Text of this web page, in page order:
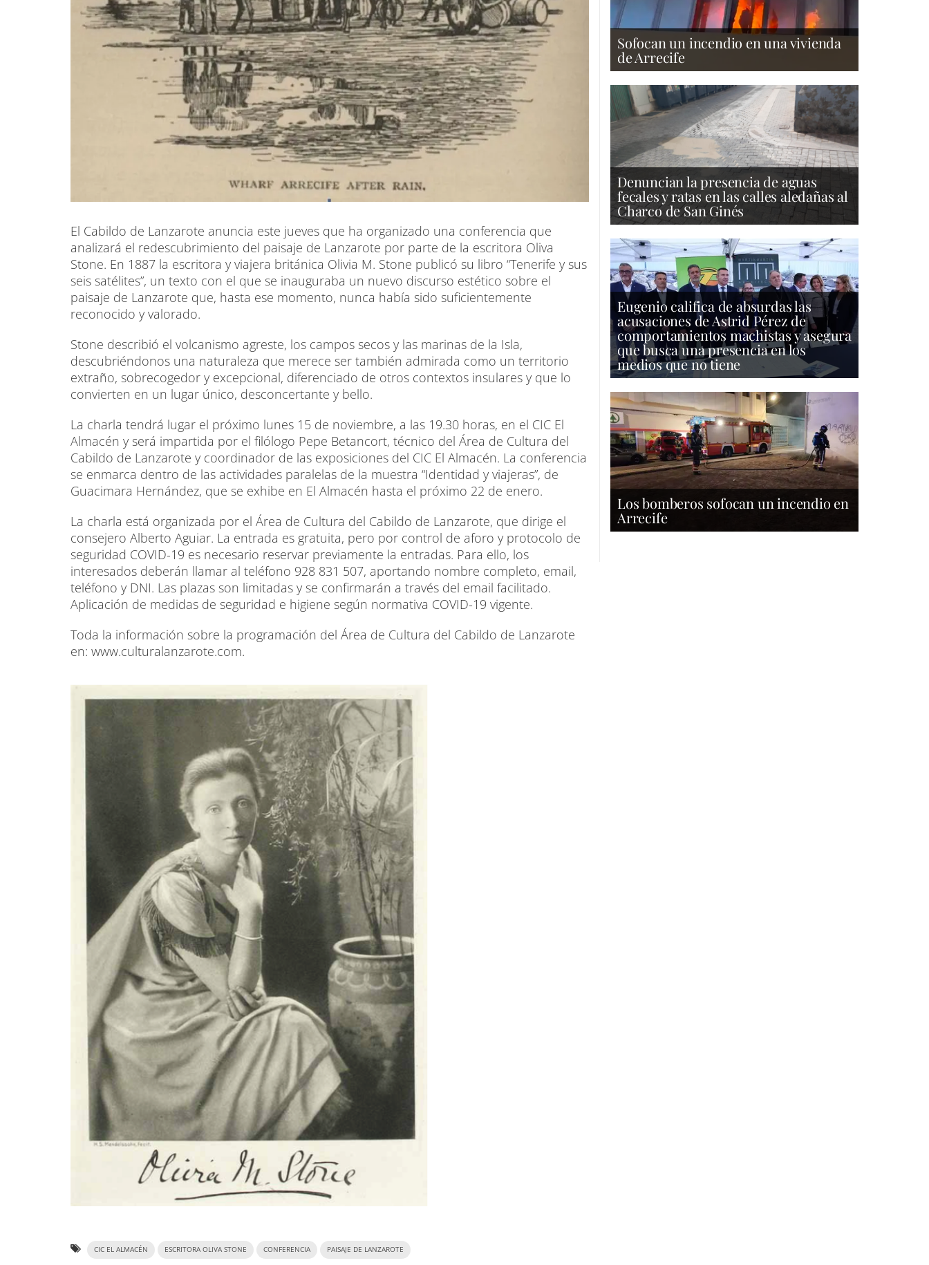
El Cabildo de Lanzarote anuncia este jueves que ha organizado una conferencia que
analizará el redescubrimiento del paisaje de Lanzarote por parte de la escritora Oliva
Stone. En 1887 la escritora y viajera británica Olivia M. Stone publicó su libro “Tenerife y sus
seis satélites”, un texto con el que se inauguraba un nuevo discurso estético sobre el
paisaje de Lanzarote que, hasta ese momento, nunca había sido suficientemente
reconocido y valorado.
Stone describió el volcanismo agreste, los campos secos y las marinas de la Isla,
descubriéndonos una naturaleza que merece ser también admirada como un territorio
extraño, sobrecogedor y excepcional, diferenciado de otros contextos insulares y que lo
convierten en un lugar único, desconcertante y bello.
La charla tendrá lugar el próximo lunes 15 de noviembre, a las 19.30 horas, en el CIC El
Almacén y será impartida por el filólogo Pepe Betancort, técnico del Área de Cultura del
Cabildo de Lanzarote y coordinador de las exposiciones del CIC El Almacén. La conferencia
se enmarca dentro de las actividades paralelas de la muestra “Identidad y viajeras”, de
Guacimara Hernández, que se exhibe en El Almacén hasta el próximo 22 de enero.
La charla está organizada por el Área de Cultura del Cabildo de Lanzarote, que dirige el
consejero Alberto Aguiar. La entrada es gratuita, pero por control de aforo y protocolo de
seguridad COVID-19 es necesario reservar previamente la entradas. Para ello, los
interesados deberán llamar al teléfono 928 831 507, aportando nombre completo, email,
teléfono y DNI. Las plazas son limitadas y se confirmarán a través del email facilitado.
Aplicación de medidas de seguridad e higiene según normativa COVID-19 vigente.
Toda la información sobre la programación del Área de Cultura del Cabildo de Lanzarote
en: www.culturalanzarote.com.
CIC EL ALMACÉN ESCRITORA OLIVA STONE CONFERENCIA PAISAJE DE LANZAROTE
Sofocan un incendio en una vivienda
de Arrecife
Denuncian la presencia de aguas
fecales y ratas en las calles aledañas al
Charco de San Ginés
Eugenio califica de absurdas las
acusaciones de Astrid Pérez de
comportamientos machistas y asegura
que busca una presencia en los
medios que no tiene
Los bomberos sofocan un incendio en
Arrecife